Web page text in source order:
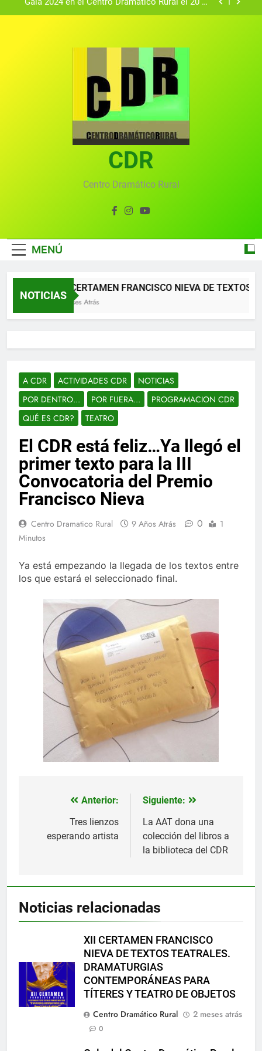
Gala 2024 en el Centro Dramático Rural el 20 de
convocado por el Centro Dramático Rural de Mira
(Cuenca)
Gala anual virtual del Centro Dramático Rural de
Gala del Centro Dramático Rural 2025
Gala 2024 en el Centro Dramático Rural el 20 de
Textos seleccionados en el VI Certamen
Francisco Nieva de piezas breves teatrales
convocado por el Centro Dramático Rural de Mira
Gala anual virtual del Centro Dramático Rural de
CDR
Centro Dramático Rural
MENÚ
NOTICIAS
XII CERTAMEN FRANCISCO NIEVA DE TEXTOS
2 Meses Atrás
A CDR ACTIVIDADES CDR
NOTICIAS
POR DENTRO...
POR FUERA...
PROGRAMACION CDR
QUÉ ES CDR?
TEATRO
El CDR está feliz…Ya llegó el
primer texto para la III
Convocatoria del Premio
Francisco Nieva
Centro Dramatico Rural 9 Años Atrás 0
1
Minutos
Ya está empezando la llegada de los textos entre
los que estará el seleccionado final.
Navegación
entradas
Anterior:
Tres lienzos
esperando artista
Siguiente:
La AAT dona una
colección del libros a
la biblioteca del CDR
Noticias relacionadas
XII CERTAMEN FRANCISCO
NIEVA DE TEXTOS TEATRALES.
DRAMATURGIAS
CONTEMPORÁNEAS PARA
TÍTERES Y TEATRO DE OBJETOS
Centro Dramático Rural
2 meses atrás
0